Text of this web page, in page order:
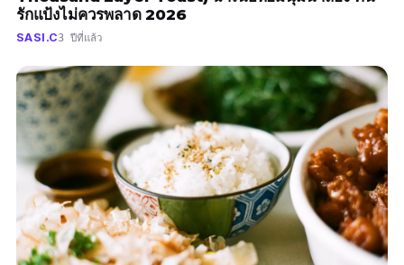
รักแป้งไม่ควรพลาด 2026
SASI.C3 ปีที่แล้ว